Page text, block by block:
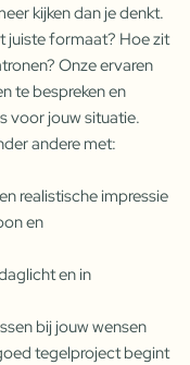
kijken dan je denkt.
juiste formaat? Hoe zit
Onze ervaren
te bespreken en
voor jouw situatie.
andere met:
realistische impressie
en
en in
bij jouw wensen
tegelproject begint